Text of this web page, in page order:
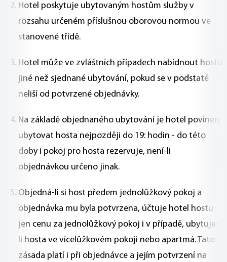
Hotel poskytuje ubytovaným hostům služby v
rozsahu určeném příslušnou oborovou normou ve
stanovené třídě.
Hotel může ve zvláštních případech nabídnout hostu
jiné než sjednané ubytování, pokud se v podstatě
neliší od potvrzené objednávky.
Na základě objednaného ubytování je hotel povinen
ubytovat hosta nejpozději do 19: hodin - do této
doby i pokoj pro hosta rezervuje, není-li
objednávkou určeno jinak.
Objedná-li si host předem jednolůžkový pokoj a
objednávka mu byla potvrzena, účtuje hotel hostu
jen cenu za jednolůžkový pokoj i v případě, ubytuje-
li hosta ve vícelůžkovém pokoji nebo apartmá. Tato
zásada platí i při objednávce a jejím potvrzení na